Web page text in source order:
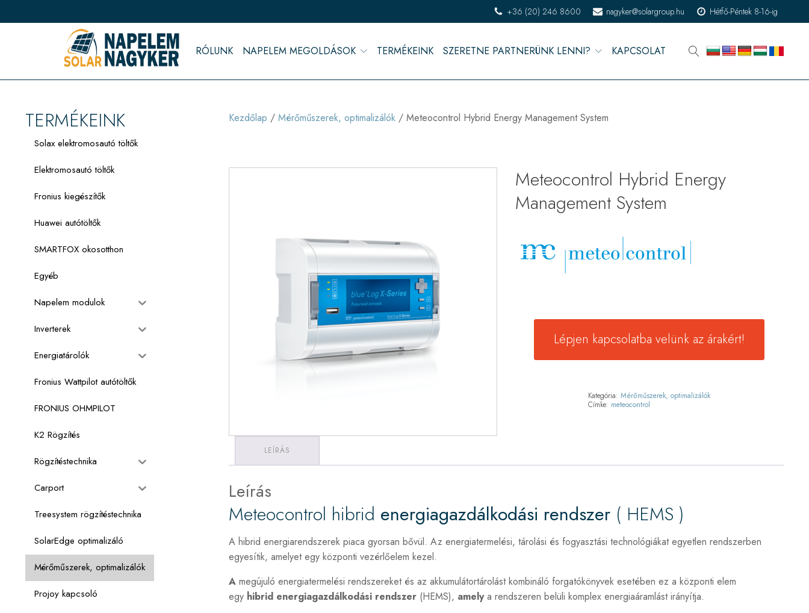
+36 (20) 246 8600 nagyker@solargroup.hu Hétfő-Péntek 8-16-ig
RÓLUNK NAPELEM MEGOLDÁSOK TERMÉKEINK SZERETNE PARTNERÜNK LENNI? KAPCSOLAT
TERMÉKEINK
Solax elektromosautó töltők
Elektromosautó töltők
Fronius kiegészítők
Huawei autótöltők
SMARTFOX okosotthon
Egyéb
Napelem modulok
Inverterek
Energiatárolók
Fronius Wattpilot autótöltők
FRONIUS OHMPILOT
K2 Rögzítés
Rögzítéstechnika
Carport
Treesystem rögzítéstechnika
SolarEdge optimalizáló
Mérőműszerek, optimalizálók
Projoy kapcsoló
Kezdőlap / Mérőműszerek, optimalizálók/ Meteocontrol Hybrid Energy Management System
Meteocontrol Hybrid Energy
Management System
Lépjen kapcsolatba velünk az árakért!
Kategória:Mérőműszerek, optimalizálók
Címke: meteocontrol
LEÍRÁS
Leírás
Meteocontrol hibrid energiagazdálkodási rendszer( HEMS )
A hibrid energiarendszerek piaca gyorsan bővül. Az energiatermelési, tárolási és fogyasztási technológiákat egyetlen rendszerben
egyesítik, amelyet egy központi vezérlőelem kezel.
Amegújuló energiatermelési rendszereket és az akkumulátortárolást kombináló forgatókönyvek esetében ez a központi elem
egy hibrid energiagazdálkodási rendszer(HEMS), amelya rendszeren belüli komplex energiaáramlást irányítja.